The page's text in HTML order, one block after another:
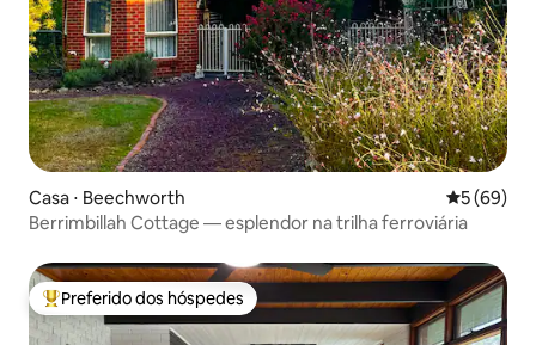
Casa ⋅ Beechworth 5 de uma
5 (69)
Berrimbillah Cottage — esplendor na trilha ferroviária
Entre os melhores preferidos dos hóspedes
Preferido dos hóspedes